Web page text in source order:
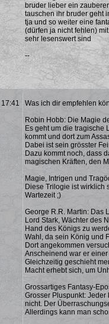
bruder lieber ein
tauschen ihr bruder geht
tja und so weiter eine
(dürfen ja nicht fehlen)
sehr lesenswert sind
--
Was ich dir empfehlen
Robin Hobb: Die Magie
Es geht um die tragische
kommt und dort zum
Dabei ist sein grösster
Dazu kommt noch, dass
magischen Kräften, den
Magie, Intrigen und
Diese Trilogie ist wirklich
Wartezeit ;)
George R.R. Martin: Das
Lord Stark, Wächter des
Hand des Königs zu
Wahl, da sein König und
Dort angekommen
Anscheinend war er
Gleichzeitig geschieht
Macht erhebt sich, um
Grossartiges Fantasy-
Grosser Pluspunkt:
nicht. Der
Allerdings kann man